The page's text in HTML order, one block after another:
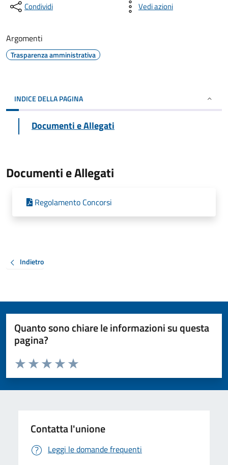
Condividi Vedi azioni
Argomenti
Trasparenza amministrativa
INDICE DELLA PAGINA
Documenti e Allegati
Documenti e Allegati
Regolamento Concorsi
Indietro
Quanto sono chiare le informazioni su questa
pagina?
Valuta da 1 a 5 stelle la pagina
Valuta 5 stelle su 5
Valuta 4 stelle su 5
Valuta 3 stelle su 5
Valuta 2 stelle su 5
Valuta 1 stelle su 5
Contatta l'unione
Leggi le domande frequenti